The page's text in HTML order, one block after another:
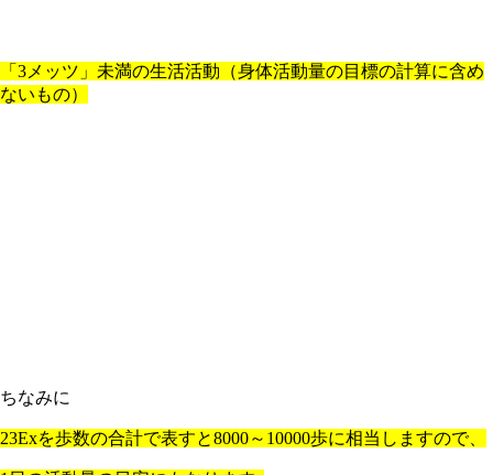
「 3 メッツ」未満の生活活動（身体活動量の目標の計算に含め
ないもの）
ちなみに
23Exを歩数の合計で表すと8000～ 10000歩に相当しますので、